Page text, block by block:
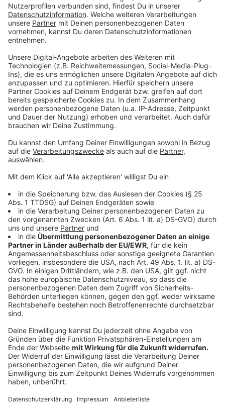
Einfluss von Alkohol und anderen Drogen sowie durch
psychische Vorerkrankungen können Rettungsdienste
als Bedrohung oder Störung wahrgenommen werden.
Unabhängig davon kann auch generelles Misstrauen in
staatliche Institutionen zu Vorbehalten führen.
erfahrt ihr mehr.
Anzeige
©picture alliance/dpa | Boris Roessler
Immer häufiger werden Rettungssanitäter und
Feuerwehrleute in Einsätzen angegriffen. Die Zahlen
bewegen sich mittlerweile im vierstelligen Bereich pro
Anzeige
Polizisten: Nicht mehr Freund und Helfer?
Anzeige
46.218. Das ist die Zahl, die im Oktober 2024 für
Aufsehen sorgte. So viele Fälle wurden in Deutschland
registriert, bei denen Polizeikräfte in Deutschland
Opfer von Gewalt wurden. In den allermeisten Fällen
handelte es sich dabei um Widerstandshandlungen und
tätliche Angriffe (84,5 Prozent). Warum häufen sich
die Vorfälle Jahr um Jahr? Wir sind auf
Ursachenforschung gegangen und haben dazu auch
mit Polizeikräften gesprochen.Hier erfahrt ihr mehr.
Anzeige